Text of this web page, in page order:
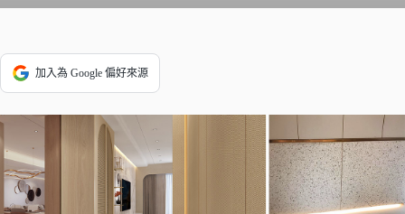
加入為 Google 偏好來源